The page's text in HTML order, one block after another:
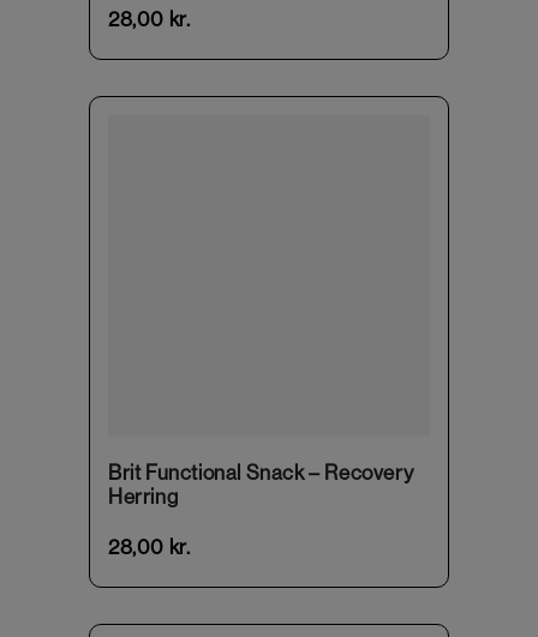
28,00 kr.
Brit Functional Snack – Recovery
Herring
28,00 kr.